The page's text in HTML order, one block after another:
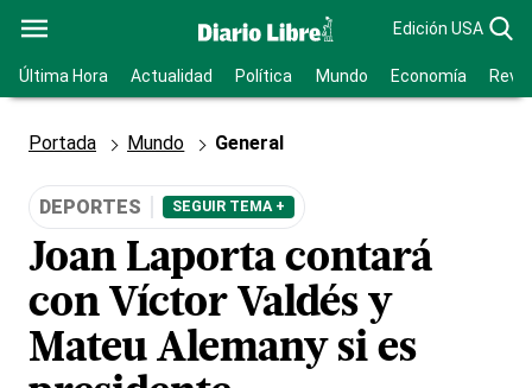
Edición USA
Última Hora Actualidad Política Mundo Economía
Portada Mundo General
DEPORTES SEGUIR TEMA +
Joan Laporta contará
con Víctor Valdés y
Mateu Alemany si es